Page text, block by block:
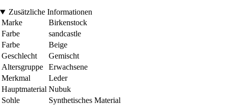
Zusätzliche Informationen
Marke
Birkenstock
Farbe
sandcastle
Farbe
Beige
Geschlecht
Gemischt
Altersgruppe
Erwachsene
Merkmal
Leder
Hauptmaterial Nubuk
Sohle
Synthetisches Material